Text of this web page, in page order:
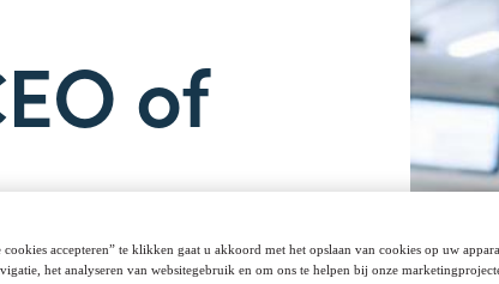
of
sterke carrière, een
accepteren” te klikken gaat u akkoord met het opslaan van cookies op uw
het analyseren van websitegebruik en om ons te helpen bij onze